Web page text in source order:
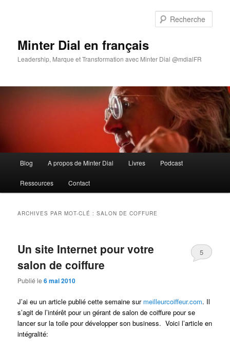
Minter Dial en français
Leadership, Marque et Transformation avec Minter Dial @mdialFR
principal
Blog A propos de Minter Dial Livres Podcast
Ressources Contact
ARCHIVES PAR MOT-CLÉ :SALON DE COFFURE
Un site Internet pour votre
salon de coiffure
Publié le6 mai 2010
5
J’ai eu un article publié cette semaine sur meilleurcoiffeur.com. Il
s’agit de l’intérêt pour un gérant de salon de coiffure pour se
lancer sur la toile pour développer son business. Voici l’article en
intégralité: